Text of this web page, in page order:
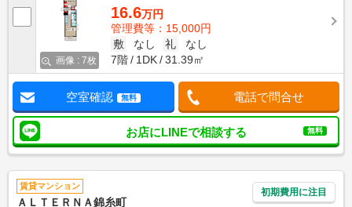
画像 : 7枚
16.6万円
管理費等：15,000円
敷
なし 礼
なし
7階
1DK 31.39㎡
空室確認 無料 電話で問合せ
お店にLINEで相談する 無料
賃貸マンション
ＡＬＴＥＲＮＡ錦糸町
初期費用に注目